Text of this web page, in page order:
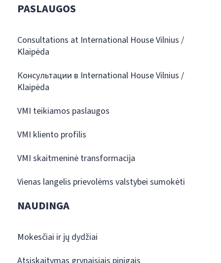
PASLAUGOS
Consultations at International House Vilnius /
Klaipėda
Консультации в International House Vilnius /
Klaipėda
VMI teikiamos paslaugos
VMI kliento profilis
VMI skaitmeninė transformacija
Vienas langelis prievolėms valstybei sumokėti
NAUDINGA
Mokesčiai ir jų dydžiai
Atsiskaitymas grynaisiais pinigais